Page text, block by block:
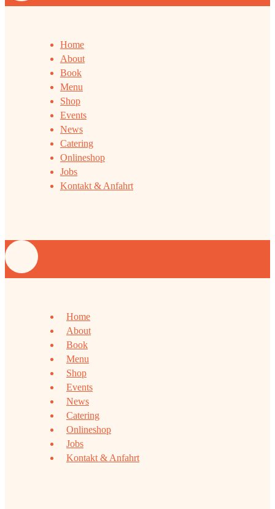
Home
About
Book
Menu
Shop
Events
News
Catering
Onlineshop
Jobs
Kontakt & Anfahrt
Home
About
Book
Menu
Shop
Events
News
Catering
Onlineshop
Jobs
Kontakt & Anfahrt